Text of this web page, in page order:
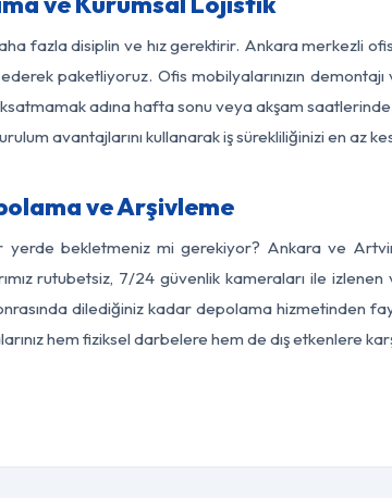
fazla disiplin ve hız gerektirir. Ankara merkezli
paketliyoruz. Ofis mobilyalarınızın
adına hafta sonu veya akşam saatlerinde
avantajlarını kullanarak iş sürekliliğinizi en az
ve Arşivleme
yerde bekletmeniz mi gerekiyor? Ankara ve
rutubetsiz, 7/24 güvenlik kameraları ile
dilediğiniz kadar depolama hizmetinden
hem fiziksel darbelere hem de dış etkenlere